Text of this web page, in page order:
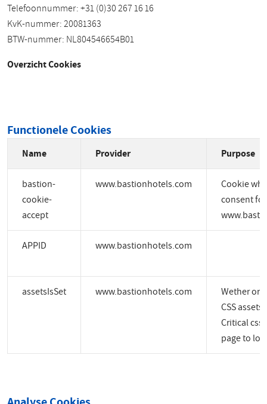
Telefoonnummer: +31 (0)30 267 16 16
KvK-nummer: 20081363
BTW-nummer: NL804546654B01
Overzicht Cookies
Functionele Cookies
Name Provider Purpose
bastion-
cookie-
accept
www.bastionhotels.com
Cookie
consent for
APPID www.bastionhotels.com
assetsIsSet www.bastionhotels.com
Wether or
CSS assets
Critical css
page to